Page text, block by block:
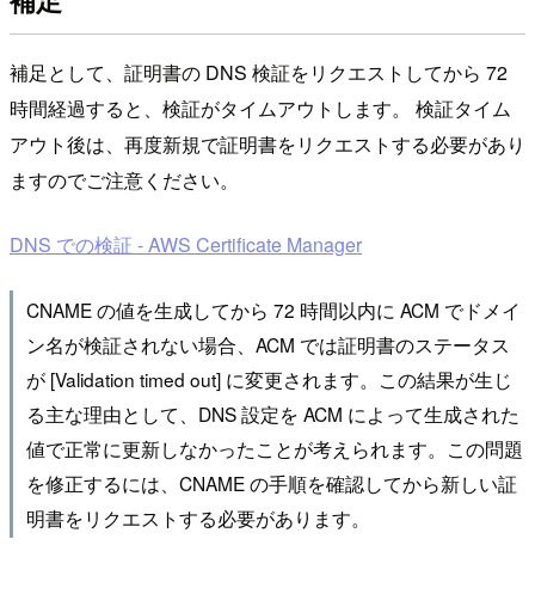
補足として、証明書の DNS 検証をリクエストしてから 72
時間経過すると、検証がタイムアウトします。 検証タイム
アウト後は、再度新規で証明書をリクエストする必要があり
ますのでご注意ください。
DNS での検証 - AWS Certificate Manager
CNAME の値を生成してから 72 時間以内に ACM でドメイ
ン名が検証されない場合、ACM では証明書のステータス
が [Validation timed out] に変更されます。この結果が生じ
る主な理由として、DNS 設定を ACM によって生成された
値で正常に更新しなかったことが考えられます。この問題
を修正するには、CNAME の手順を確認してから新しい証
明書をリクエストする必要があります。